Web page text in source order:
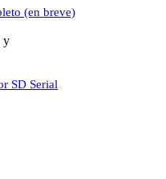
(en breve)
y
SD Serial